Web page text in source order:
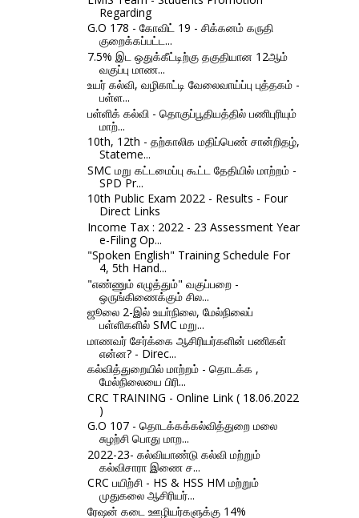
Regarding
G.O 178 - கோவிட் 19 - சிக்கனம் கருதி
குறைக்கப்பட்ட...
7.5% இட ஒதுக்கீட்டிற்கு தகுதியான 12ஆம்
வகுப்பு மாண...
உயர் கல்வி, வழிகாட்டி வேலைவாய்ப்பு புத்தகம் -
பள்ள...
பள்ளிக் கல்வி - தொகுப்பூதியத்தில் பணிபுரியும்
மாற்...
10th, 12th - தற்காலிக மதிப்பெண் சான்றிதழ்,
Stateme...
SMC மறு கட்டமைப்பு கூட்ட தேதியில் மாற்றம் -
SPD Pr...
10th Public Exam 2022 - Results - Four
Direct Links
Income Tax : 2022 - 23 Assessment Year
e-Filing Op...
"Spoken English" Training Schedule For
4, 5th Hand...
"எண்ணும் எழுத்தும்" வகுப்பறை -
ஒருங்கிணைக்கும் சில...
ஜூலை 2-இல் உயா்நிலை, மேல்நிலைப்
பள்ளிகளில் SMC மறு...
மாணவர் சேர்க்கை ஆசிரியர்களின் பணிகள்
என்ன? - Direc...
கல்வித்துறையில் மாற்றம் - தொடக்க ,
மேல்நிலையை பிரி...
CRC TRAINING - Online Link ( 18.06.2022
)
G.O 107 - தொடக்கக்கல்வித்துறை மலை
சுழற்சி பொது மாற...
2022-23- கல்வியாண்டு கல்வி மற்றும்
கல்விசாரா இணை ச...
CRC பயிற்சி - HS & HSS HM மற்றும்
முதுகலை ஆசிரியர்...
ரேஷன் கடை ஊழியர்களுக்கு 14%